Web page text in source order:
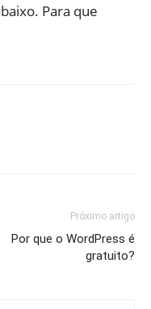
Para que
Próximo artigo
Por que o WordPress é
gratuito?